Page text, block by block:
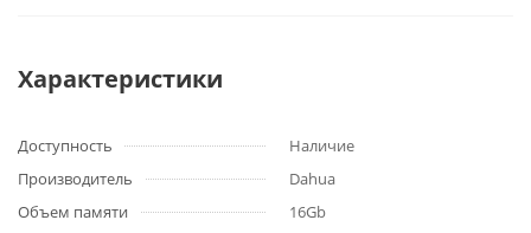
Характеристики
Доступность
Наличие
Производитель
Dahua
Объем памяти
16Gb